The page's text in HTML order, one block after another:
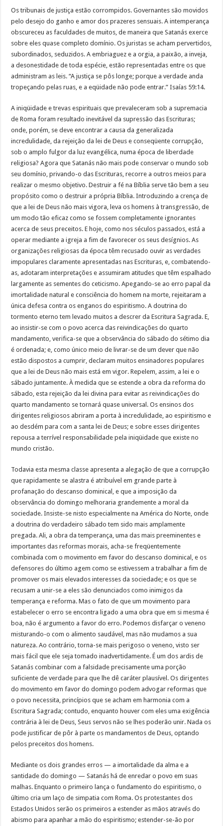
Os tribunais de justiça estão corrompidos. Governantes são movidos
pelo desejo do ganho e amor dos prazeres sensuais. A intemperança
obscureceu as faculdades de muitos, de maneira que Satanás exerce
sobre eles quase completo domínio. Os juristas se acham pervertidos,
subordinados, seduzidos. A embriaguez e a orgia, a paixão, a inveja,
a desonestidade de toda espécie, estão representadas entre os que
administram as leis. “A justiça se pôs longe; porque a verdade anda
tropeçando pelas ruas, e a eqüidade não pode entrar.” Isaías 59:14.
A iniqüidade e trevas espirituais que prevaleceram sob a supremacia
de Roma foram resultado inevitável da supressão das Escrituras;
onde, porém, se deve encontrar a causa da generalizada
incredulidade, da rejeição da lei de Deus e conseqüente corrupção,
sob o amplo fulgor da luz evangélica, numa época de liberdade
religiosa? Agora que Satanás não mais pode conservar o mundo sob
seu domínio, privando-o das Escrituras, recorre a outros meios para
realizar o mesmo objetivo. Destruir a fé na Bíblia serve tão bem a seu
propósito como o destruir a própria Bíblia. Introduzindo a crença de
que a lei de Deus não mais vigora, leva os homens à transgressão, de
um modo tão eficaz como se fossem completamente ignorantes
acerca de seus preceitos. E hoje, como nos séculos passados, está a
operar mediante a igreja a fim de favorecer os seus desígnios. As
organizações religiosas da época têm recusado ouvir as verdades
impopulares claramente apresentadas nas Escrituras, e, combatendo-
as, adotaram interpretações e assumiram atitudes que têm espalhado
largamente as sementes do ceticismo. Apegando-se ao erro papal da
imortalidade natural e consciência do homem na morte, rejeitaram a
única defesa contra os enganos do espiritismo. A doutrina do
tormento eterno tem levado muitos a descrer da Escritura Sagrada. E,
ao insistir-se com o povo acerca das reivindicações do quarto
mandamento, verifica-se que a observância do sábado do sétimo dia
é ordenada; e, como único meio de livrar-se de um dever que não
estão dispostos a cumprir, declaram muitos ensinadores populares
que a lei de Deus não mais está em vigor. Repelem, assim, a lei e o
sábado juntamente. À medida que se estende a obra da reforma do
sábado, esta rejeição da lei divina para evitar as reivindicações do
quarto mandamento se tornará quase universal. Os ensinos dos
dirigentes religiosos abriram a porta à incredulidade, ao espiritismo e
ao desdém para com a santa lei de Deus; e sobre esses dirigentes
repousa a terrível responsabilidade pela iniqüidade que existe no
mundo cristão.
Todavia esta mesma classe apresenta a alegação de que a corrupção
que rapidamente se alastra é atribuível em grande parte à
profanação do descanso dominical, e que a imposição da
observância do domingo melhoraria grandemente a moral da
sociedade. Insiste-se nisto especialmente na América do Norte, onde
a doutrina do verdadeiro sábado tem sido mais amplamente
pregada. Ali, a obra da temperança, uma das mais preeminentes e
importantes das reformas morais, acha-se freqüentemente
combinada com o movimento em favor do descanso dominical, e os
defensores do último agem como se estivessem a trabalhar a fim de
promover os mais elevados interesses da sociedade; e os que se
recusam a unir-se a eles são denunciados como inimigos da
temperança e reforma. Mas o fato de que um movimento para
estabelecer o erro se encontra ligado a uma obra que em si mesma é
boa, não é argumento a favor do erro. Podemos disfarçar o veneno
misturando-o com o alimento saudável, mas não mudamos a sua
natureza. Ao contrário, torna-se mais perigoso o veneno, visto ser
mais fácil que ele seja tomado inadvertidamente. É um dos ardis de
Satanás combinar com a falsidade precisamente uma porção
suficiente de verdade para que lhe dê caráter plausível. Os dirigentes
do movimento em favor do domingo podem advogar reformas que
o povo necessita, princípios que se acham em harmonia com a
Escritura Sagrada; contudo, enquanto houver com eles uma exigência
contrária à lei de Deus, Seus servos não se lhes poderão unir. Nada os
pode justificar de pôr à parte os mandamentos de Deus, optando
pelos preceitos dos homens.
Mediante os dois grandes erros — a imortalidade da alma e a
santidade do domingo — Satanás há de enredar o povo em suas
malhas. Enquanto o primeiro lança o fundamento do espiritismo, o
último cria um laço de simpatia com Roma. Os protestantes dos
Estados Unidos serão os primeiros a estender as mãos através do
abismo para apanhar a mão do espiritismo; estender-se-ão por